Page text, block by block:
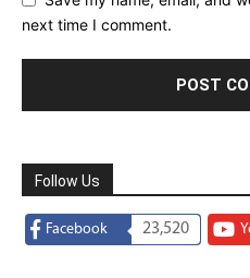
next time I comment.
Follow Us
Facebook 23,520